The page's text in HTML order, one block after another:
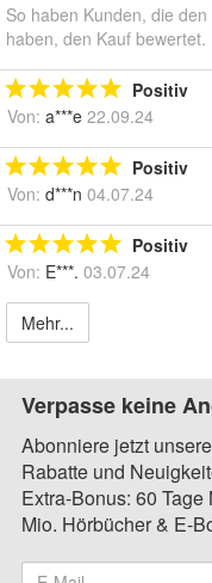
So haben Kunden, die
haben, den Kauf bewertet.
Positiv
Von: a***e 22.09.24
Positiv
Von: d***n 04.07.24
Positiv
Von: E***. 03.07.24
Mehr...
Verpasse keine
Abonniere jetzt
Rabatte und
Extra-Bonus: 60
Mio. Hörbücher & E-